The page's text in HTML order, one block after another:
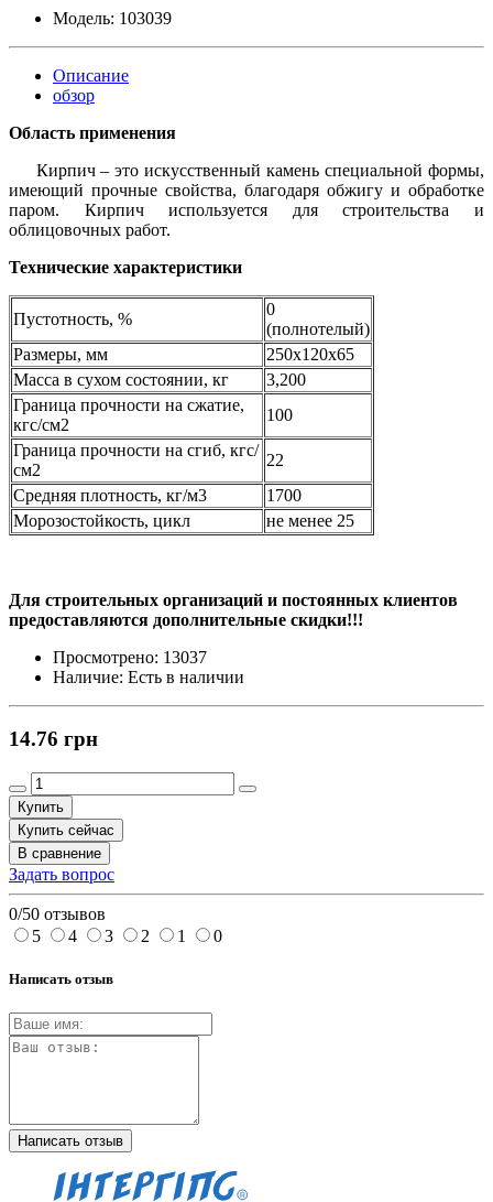
Модель: 103039
Описание
обзор
Область применения
Кирпич – это искусственный камень специальной формы,
имеющий прочные свойства, благодаря обжигу и обработке
паром. Кирпич используется для строительства и
облицовочных работ.
Технические характеристики
Пустотность, %
0
(полнотелый)
Размеры, мм
250х120х65
Масса в сухом состоянии, кг
3,200
Граница прочности на сжатие,
кгс/см2
100
Граница прочности на сгиб, кгс/
см2
22
Средняя плотность, кг/м3
1700
Морозостойкость, цикл
не менее 25
Для строительных организаций и постоянных клиентов
предоставляются дополнительные скидки!!!
Просмотрено: 13037
Наличие: Есть в наличии
14.76 грн
Купить
Купить сейчас
В сравнение
Задать вопрос
0/50 отзывов
5
4 3 2 1 0
Написать отзыв
Написать отзыв